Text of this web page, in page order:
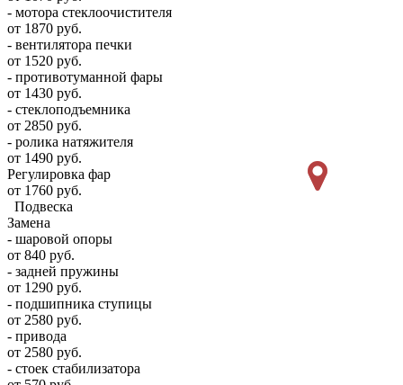
- мотора стеклоочистителя
от 1870 руб.
- вентилятора печки
от 1520 руб.
- противотуманной фары
от 1430 руб.
- стеклоподъемника
от 2850 руб.
- ролика натяжителя
от 1490 руб.
Регулировка фар
от 1760 руб.
Подвеска
Замена
- шаровой опоры
от 840 руб.
- задней пружины
от 1290 руб.
- подшипника ступицы
от 2580 руб.
- привода
от 2580 руб.
- стоек стабилизатора